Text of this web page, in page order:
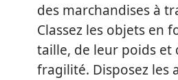
des marchandises à
Classez les objets en
taille, de leur poids et
fragilité. Disposez les